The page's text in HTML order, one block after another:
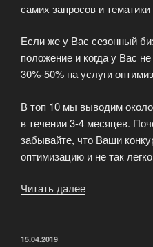
самих запросов и тематики
Если же у Вас сезонный
положение и когда у Вас
30%-50% на услуги
В топ 10 мы выводим
в течении 3-4 месяцев.
забывайте, что Ваши
оптимизацию и не так
Читать далее
ОПУБЛИКОВАНО
15.04.2019